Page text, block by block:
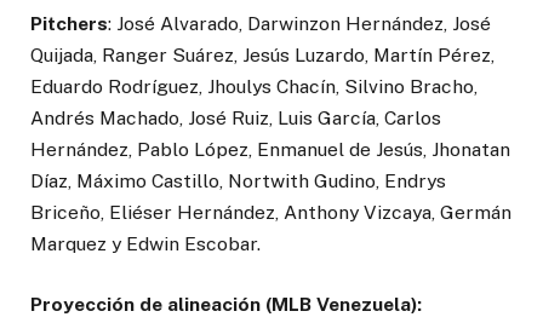
Pitchers: José Alvarado, Darwinzon Hernández, José
Quijada, Ranger Suárez, Jesús Luzardo, Martín Pérez,
Eduardo Rodríguez, Jhoulys Chacín, Silvino Bracho,
Andrés Machado, José Ruiz, Luis García, Carlos
Hernández, Pablo López, Enmanuel de Jesús, Jhonatan
Díaz, Máximo Castillo, Nortwith Gudino, Endrys
Briceño, Eliéser Hernández, Anthony Vizcaya, Germán
Marquez y Edwin Escobar.
Proyección de alineación (MLB Venezuela):